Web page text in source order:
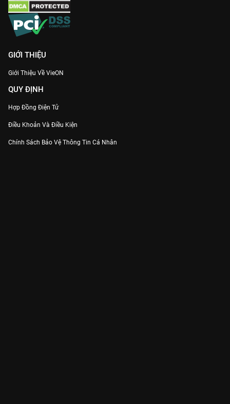
GIỚI THIỆU
Giới Thiệu Về VieON
QUY ĐỊNH
Hợp Đồng Điện Tử
Điều Khoản Và Điều Kiện
Chính Sách Bảo Vệ Thông Tin Cá Nhân